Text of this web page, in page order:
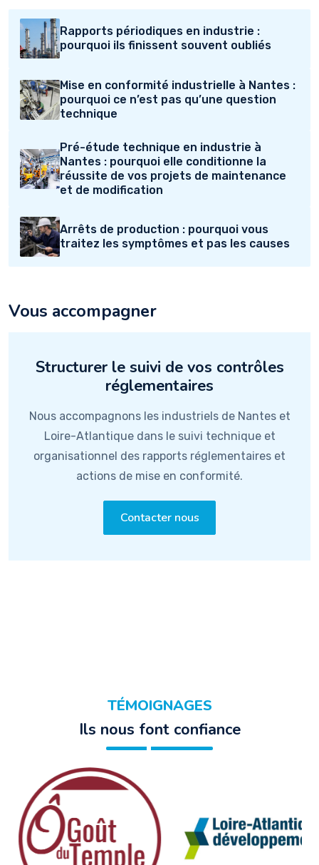
Rapports périodiques en industrie :
pourquoi ils finissent souvent oubliés
Mise en conformité industrielle à Nantes :
pourquoi ce n’est pas qu’une question
technique
Pré-étude technique en industrie à
Nantes : pourquoi elle conditionne la
réussite de vos projets de maintenance
et de modification
Arrêts de production : pourquoi vous
traitez les symptômes et pas les causes
Vous accompagner
Structurer le suivi de vos contrôles
réglementaires
Nous accompagnons les industriels de Nantes et
Loire-Atlantique dans le suivi technique et
organisationnel des rapports réglementaires et
actions de mise en conformité.
Contacter nous
TÉMOIGNAGES
Ils nous font confiance